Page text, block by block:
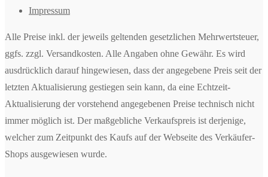
Impressum
Alle Preise inkl. der jeweils geltenden gesetzlichen Mehrwertsteuer,
ggfs. zzgl. Versandkosten. Alle Angaben ohne Gewähr. Es wird
ausdrücklich darauf hingewiesen, dass der angegebene Preis seit der
letzten Aktualisierung gestiegen sein kann, da eine Echtzeit-
Aktualisierung der vorstehend angegebenen Preise technisch nicht
immer möglich ist. Der maßgebliche Verkaufspreis ist derjenige,
welcher zum Zeitpunkt des Kaufs auf der Webseite des Verkäufer-
Shops ausgewiesen wurde.